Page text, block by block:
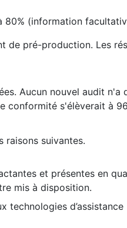
80% (information
de pré-production. Les
Aucun nouvel audit n'a
conformité s'élèverait à
raisons suivantes.
et présentes en
mis à disposition.
technologies d’assistance